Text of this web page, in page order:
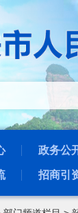
政务公
招商引